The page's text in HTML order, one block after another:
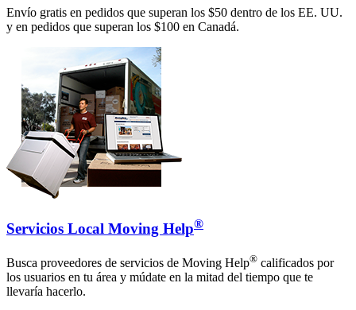
Envío gratis en pedidos que superan los $50 dentro de los EE. UU.
y en pedidos que superan los $100 en Canadá.
Servicios Local Moving Help®
Busca proveedores de servicios de Moving Help® calificados por
los usuarios en tu área y múdate en la mitad del tiempo que te
llevaría hacerlo.